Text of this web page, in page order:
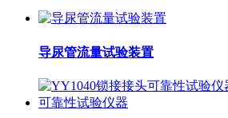
导尿管流量试验装置